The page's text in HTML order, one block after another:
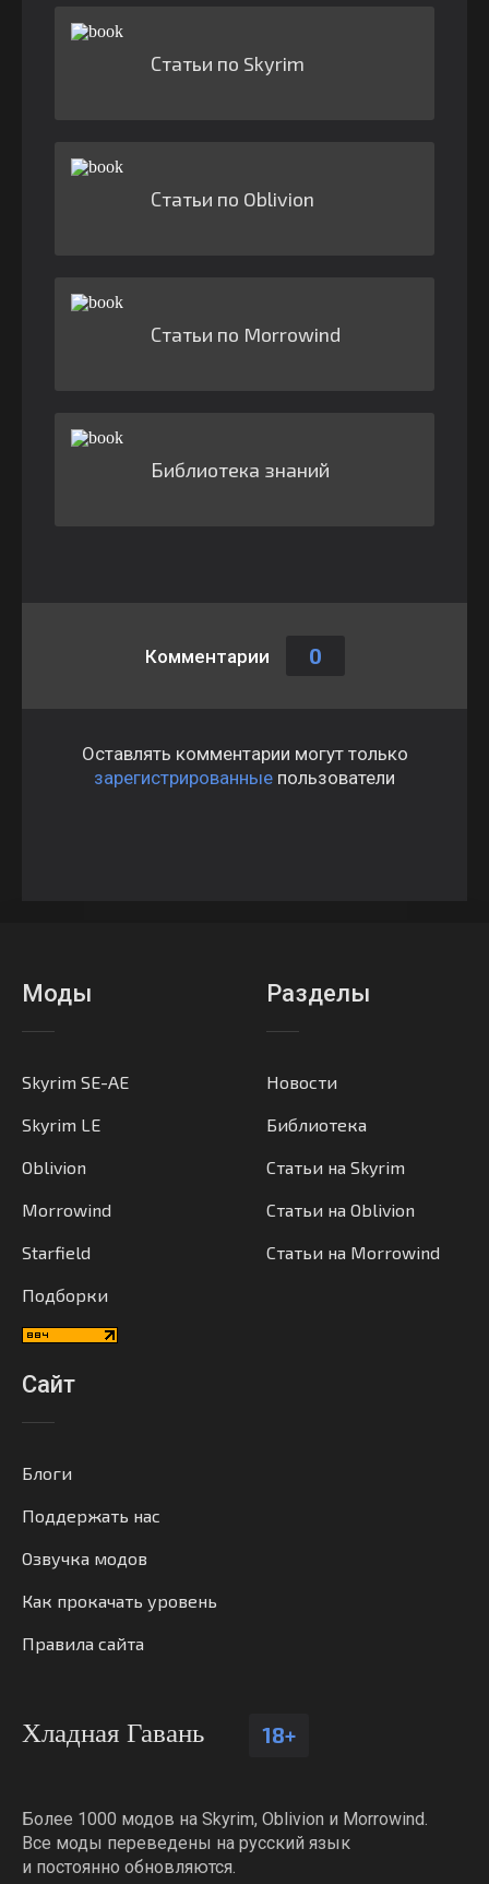
Статьи по Skyrim
Статьи по Oblivion
Статьи по Morrowind
Библиотека знаний
Комментарии 0
Оставлять комментарии могут только
зарегистрированные пользователи
Моды
Skyrim SE-AE
Skyrim LE
Oblivion
Morrowind
Starfield
Подборки
Разделы
Новости
Библиотека
Статьи на Skyrim
Статьи на Oblivion
Статьи на Morrowind
Сайт
Блоги
Поддержать нас
Озвучка модов
Как прокачать уровень
Правила сайта
Хладная Гавань 18+
Более 1000 модов на Skyrim, Oblivion и Morrowind.
Все моды переведены на русский язык
и постоянно обновляются.